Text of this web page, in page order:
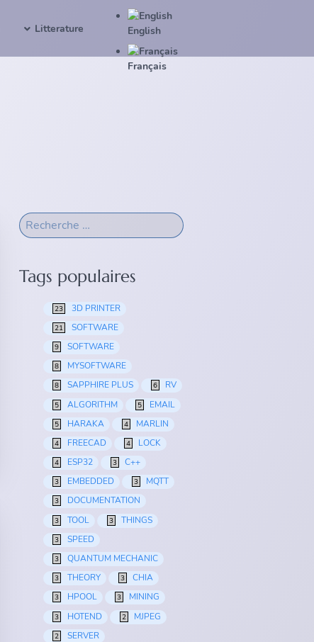
Litterature English
Français
Tags populaires
23 3D PRINTER
21 SOFTWARE
9 SOFTWARE
8 MYSOFTWARE
8 SAPPHIRE PLUS 6 RV
5 ALGORITHM 5 EMAIL
5 HARAKA 4 MARLIN
4 FREECAD 4 LOCK
4 ESP32 3 C++
3 EMBEDDED 3 MQTT
3 DOCUMENTATION
3 TOOL 3 THINGS
3 SPEED
3 QUANTUM MECHANIC
3 THEORY 3 CHIA
3 HPOOL 3 MINING
3 HOTEND 2 MJPEG
2 SERVER